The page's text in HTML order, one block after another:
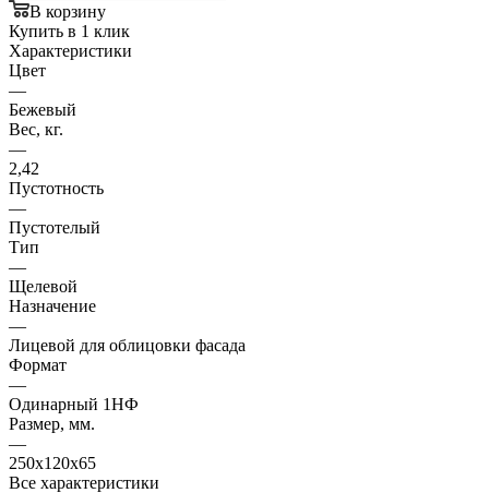
В корзину
Купить в 1 клик
Характеристики
Цвет
—
Бежевый
Вес, кг.
—
2,42
Пустотность
—
Пустотелый
Тип
—
Щелевой
Назначение
—
Лицевой для облицовки фасада
Формат
—
Одинарный 1НФ
Размер, мм.
—
250х120х65
Все характеристики